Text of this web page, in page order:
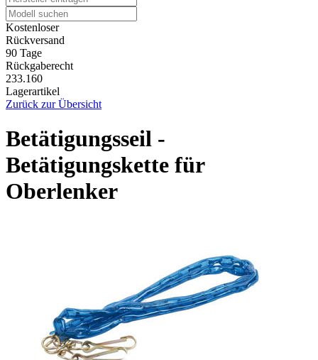
Kostenloser
Rückversand
90 Tage
Rückgaberecht
233.160
Lagerartikel
Zurück zur Übersicht
Betätigungsseil -
Betätigungskette für
Oberlenker